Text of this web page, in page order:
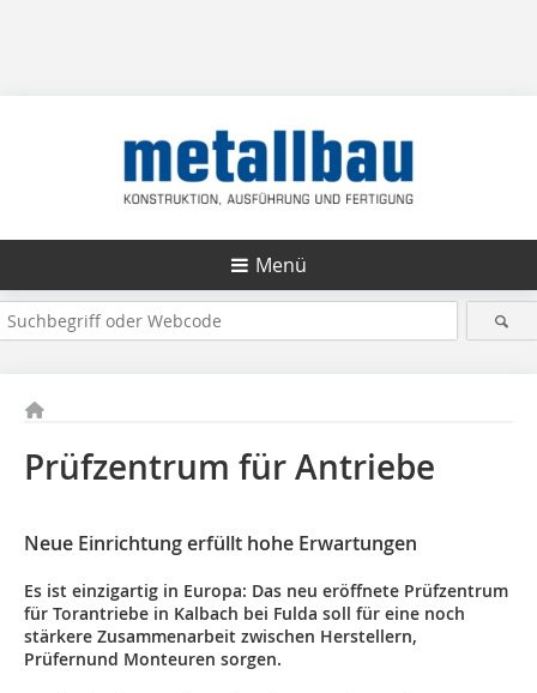
Menü
Prüfzentrum für Antriebe
Neue Einrichtung erfüllt hohe Erwartungen
Es ist einzigartig in Europa: Das neu eröffnete Prüfzentrum
für Torantriebe in Kalbach bei Fulda soll für eine noch
stärkere Zusammenarbeit zwischen Herstellern,
Prüfernund Monteuren sorgen.